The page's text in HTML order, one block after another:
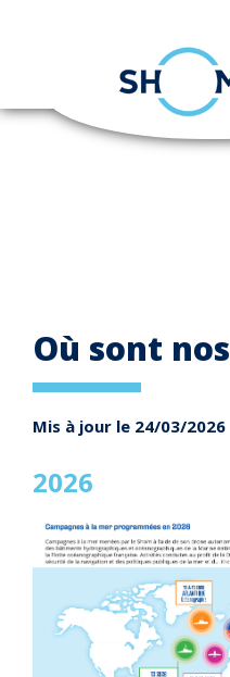
Aller
Où sont
Mis à jour le 24/03/2026
2026